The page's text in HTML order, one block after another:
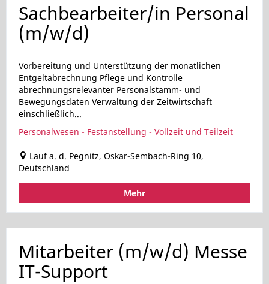
Sachbearbeiter/in Personal
(m/w/d)
Vorbereitung und Unterstützung der monatlichen
Entgeltabrechnung Pflege und Kontrolle
abrechnungsrelevanter Personalstamm- und
Bewegungsdaten Verwaltung der Zeitwirtschaft
einschließlich...
Personalwesen - Festanstellung - Vollzeit und Teilzeit
Lauf a. d. Pegnitz, Oskar-Sembach-Ring 10,
Deutschland
Mehr
Mitarbeiter (m/w/d) Messe
IT-Support